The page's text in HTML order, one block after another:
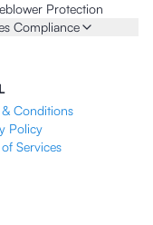
Protection
Compliance
& Conditions
Policy
Services